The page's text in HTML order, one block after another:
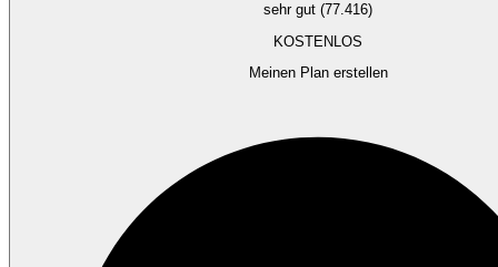
sehr gut (77.416)
KOSTENLOS
Meinen Plan erstellen